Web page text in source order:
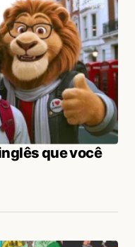
que você